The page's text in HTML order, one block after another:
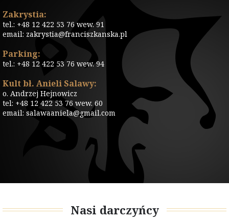
Zakrystia:
tel.: +48 12 422 53 76 wew. 91
email: zakrystia@franciszkanska.pl
Parking:
tel.: +48 12 422 53 76 wew. 94
Kult bł. Anieli Salawy:
o. Andrzej Hejnowicz
tel: +48 12 422 53 76 wew. 60
email: salawaaniela@gmail.com
Nasi darczyńcy